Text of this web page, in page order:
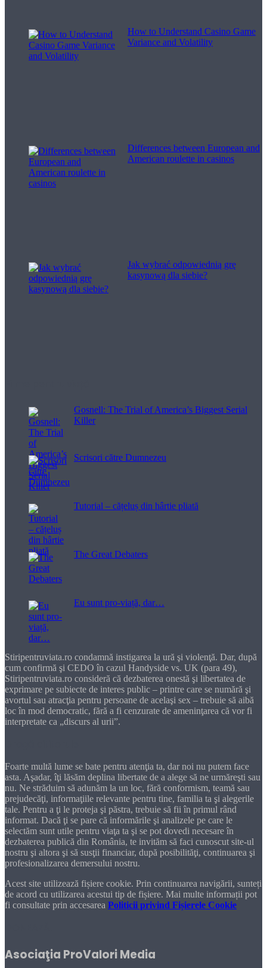
How to Understand Casino Game
Variance and Volatility
Differences between European and
American roulette in casinos
Jak wybrać odpowiednią grę
kasynową dla siebie?
Gosnell: The Trial of America’s Biggest Serial
Killer
Scrisori către Dumnezeu
Tutorial – cățeluș din hârtie pliată
The Great Debaters
Eu sunt pro-viață, dar…
Stiripentruviata.ro condamnă instigarea la ură şi violenţă. Dar, după
cum confirmă şi CEDO în cazul Handyside vs. UK (para 49),
Stiripentruviata.ro consideră că dezbaterea onestă şi libertatea de
exprimare pe subiecte de interes public – printre care se numără şi
avortul sau atracţia pentru persoane de acelaşi sex – trebuie să aibă
loc în mod democratic, fără a fi cenzurate de ameninţarea că vor fi
interpretate ca „discurs al urii”.
Foarte multă lume se bate pentru atenţia ta, dar noi nu putem face
asta. Aşadar, îţi lăsăm deplina libertate de a alege să ne urmăreşti sau
nu. Ne străduim să adunăm la un loc, fără conformism, teamă sau
prejudecăţi, informaţiile relevante pentru tine, familia ta şi alegerile
tale. Pentru a ţi le proteja şi păstra, trebuie să fii în primul rând
informat. Dacă ţi se pare că informările şi analizele pe care le
selectăm sunt utile pentru viaţa ta şi se pot dovedi necesare în
dezbaterea publică din România, te invităm să faci cunoscut site-ul
nostru şi altora şi să susţii financiar, după posibilităţi, continuarea şi
profesionalizarea demersului nostru.
Acest site utilizează fișiere cookie. Prin continuarea navigării, sunteți
de acord cu utilizarea acestui tip de fișiere. Mai multe informații pot
fi consultate prin accesarea Politicii privind Fișierele Cookie
Asociaţia ProValori Media